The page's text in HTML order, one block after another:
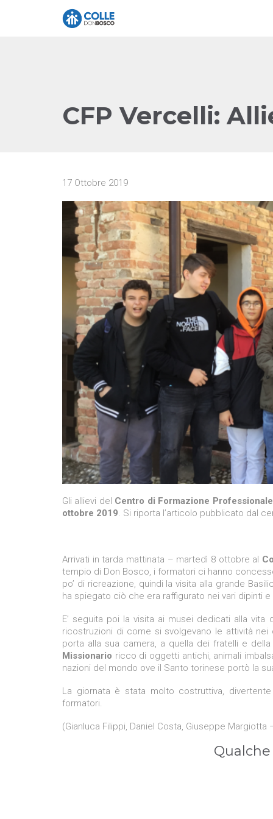
CFP Vercelli:
17 Ottobre 2019
Gli allievi del Centro di Formazione
ottobre 2019. Si riporta l’articolo pubblicato dal
Arrivati in tarda mattinata – martedì 8 ottobre al
tempio di Don Bosco, i formatori ci hanno
po’ di ricreazione, quindi la visita alla grande
ha spiegato ciò che era raffigurato nei vari dipinti
E’ seguita poi la visita ai musei dedicati alla
ricostruzioni di come si svolgevano le attività
porta alla sua camera, a quella dei fratelli e
Missionario ricco di oggetti antichi, animali
nazioni del mondo ove il Santo torinese portò la
La giornata è stata molto costruttiva,
formatori.
(Gianluca Filippi, Daniel Costa, Giuseppe